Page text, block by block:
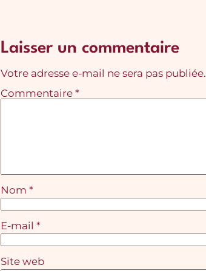
Laisser un commentaire
Votre adresse e-mail ne sera pas publiée.
Commentaire *
Nom *
E-mail *
Site web